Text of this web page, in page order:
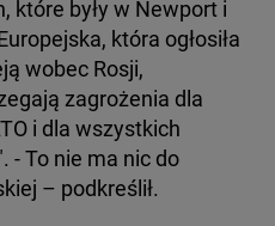
które były w Newport i
która ogłosiła
wobec Rosji,
zagrożenia dla
i dla wszystkich
- To nie ma nic do
– podkreślił.